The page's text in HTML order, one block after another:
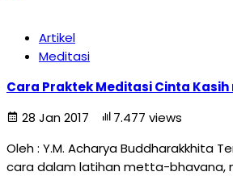
Artikel
Meditasi
Cara Praktek Meditasi Cinta
28 Jan 2017
7.477 views
Oleh : Y.M. Acharya Buddharakkhita
cara dalam latihan metta-bhavana,